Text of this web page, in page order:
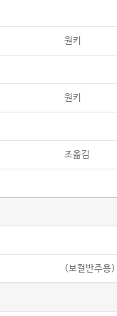
원키
원키
조옮김
(보컬반주용)